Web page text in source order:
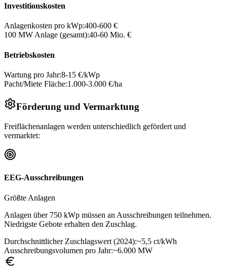
Investitionskosten
Anlagenkosten pro kWp:400-600 €
100 MW Anlage (gesamt):40-60 Mio. €
Betriebskosten
Wartung pro Jahr:8-15 €/kWp
Pacht/Miete Fläche:1.000-3.000 €/ha
Förderung und Vermarktung
Freiflächenanlagen werden unterschiedlich gefördert und
vermarktet:
EEG-Ausschreibungen
Größte Anlagen
Anlagen über 750 kWp müssen an Ausschreibungen teilnehmen.
Niedrigste Gebote erhalten den Zuschlag.
Durchschnittlicher Zuschlagswert (2024):~5,5 ct/kWh
Ausschreibungsvolumen pro Jahr:~6.000 MW